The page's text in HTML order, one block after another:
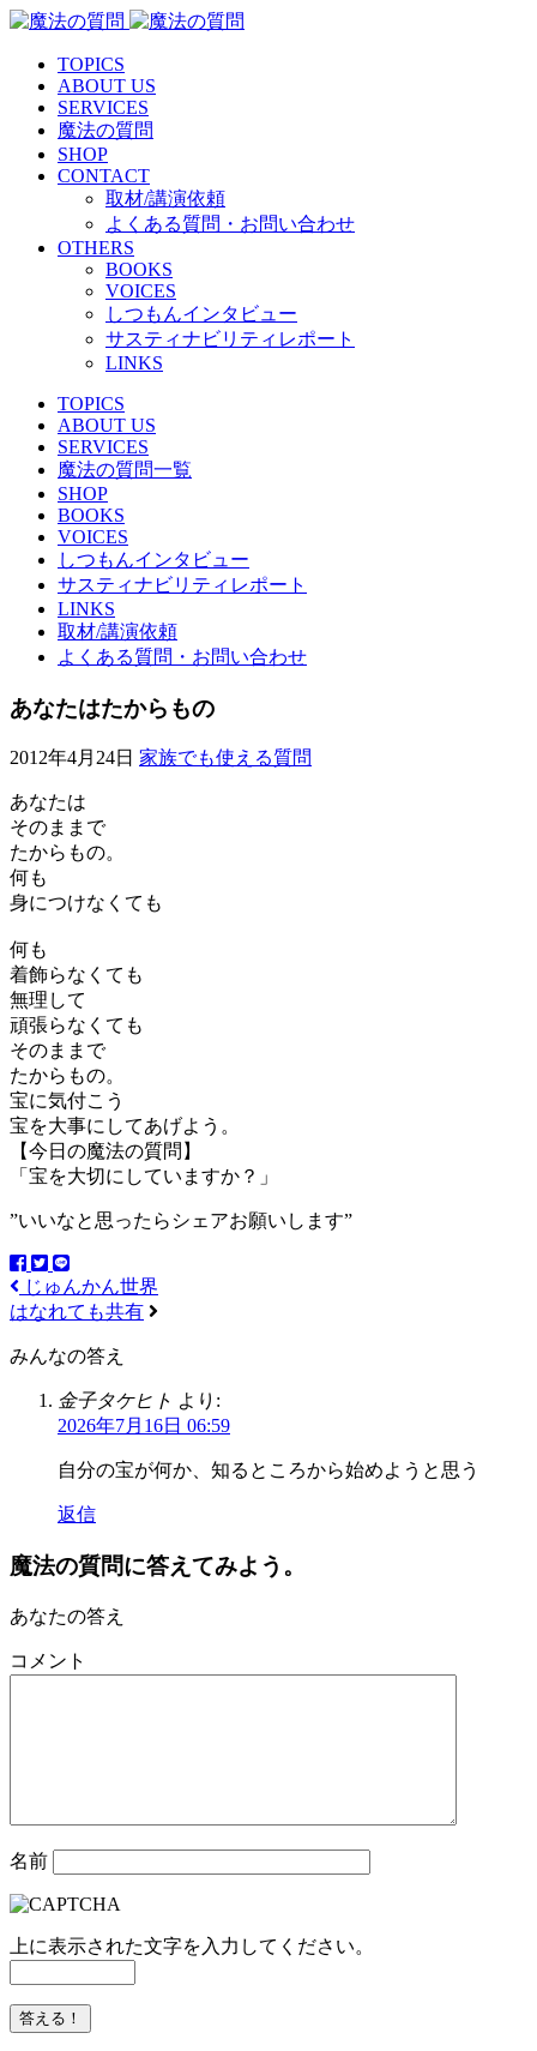
TOPICS
ABOUT US
SERVICES
魔法の質問
SHOP
CONTACT
取材/講演依頼
よくある質問・お問い合わせ
OTHERS
BOOKS
VOICES
しつもんインタビュー
サスティナビリティレポート
LINKS
TOPICS
ABOUT US
SERVICES
魔法の質問一覧
SHOP
BOOKS
VOICES
しつもんインタビュー
サスティナビリティレポート
LINKS
取材/講演依頼
よくある質問・お問い合わせ
あなたはたからもの
2012年4月24日 家族でも使える質問
あなたは
そのままで
たからもの。
何も
身につけなくても
何も
着飾らなくても
無理して
頑張らなくても
そのままで
たからもの。
宝に気付こう
宝を大事にしてあげよう。
【今日の魔法の質問】
「宝を大切にしていますか？」
”いいなと思ったらシェアお願いします”
じゅんかん世界
はなれても共有
みんなの答え
金子タケヒト より:
2026年7月16日 06:59
自分の宝が何か、知るところから始めようと思う
返信
魔法の質問に答えてみよう。
あなたの答え
コメント
名前
上に表示された文字を入力してください。